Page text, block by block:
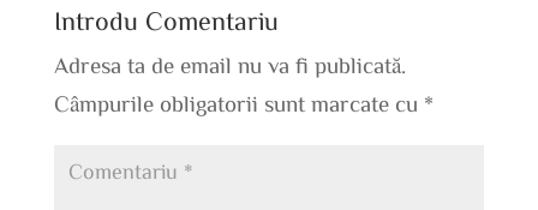
Introdu Comentariu
Adresa ta de email nu va fi publicată.
Câmpurile obligatorii sunt marcate cu *